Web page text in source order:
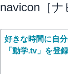
navicon［
好きな時間に自
「動学.tv」を登